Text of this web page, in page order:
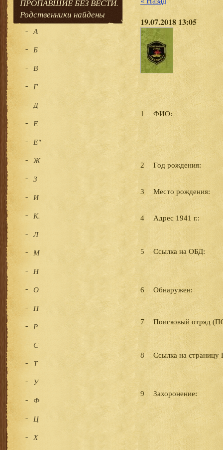
19.07.2018 13:05
1 ФИО:
2 Год рождения:
3 Место рождения:
4 Адрес 1941 г.:
5 Ссылка на ОБД:
6 Обнаружен:
7 Поисковый отряд
8 Ссылка на
9 Захоронение:
ПРОПАВШИЕ БЕЗ ВЕСТИ.
Родственники найдены
А
Б
В
Г
Д
Е
Е"
Ж
З
И
К.
Л
М
Н
О
П
Р
С
Т
У
Ф
Ц
Х